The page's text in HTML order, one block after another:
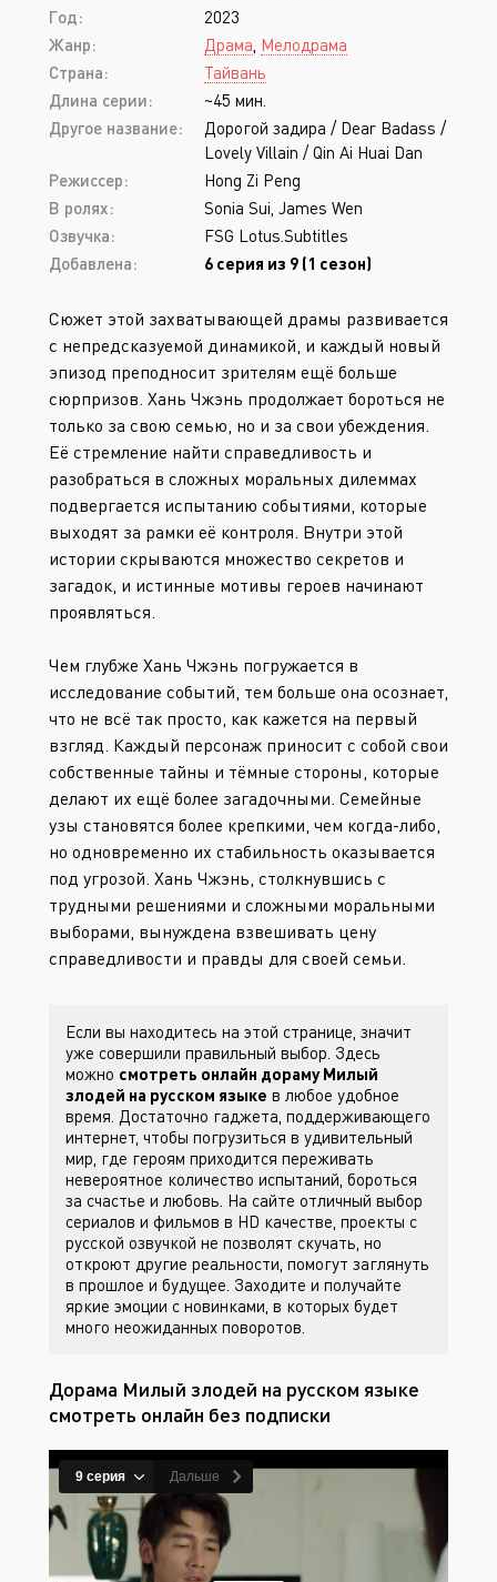
Год:
2023
Жанр:
Драма Мелодрама
Страна:
Тайвань
Длина серии:
~45 мин.
Другое название:
Дорогой задира / Dear Badass /
Lovely Villain / Qin Ai Huai Dan
Режиссер:
Hong Zi Peng
В ролях:
Sonia Sui, James Wen
Озвучка:
FSG Lotus.Subtitles
Добавлена:
6 серия из 9 (1 сезон)
Сюжет этой захватывающей драмы развивается
с непредсказуемой динамикой, и каждый новый
эпизод преподносит зрителям ещё больше
сюрпризов. Хань Чжэнь продолжает бороться не
только за свою семью, но и за свои убеждения.
Её стремление найти справедливость и
разобраться в сложных моральных дилеммах
подвергается испытанию событиями, которые
выходят за рамки её контроля. Внутри этой
истории скрываются множество секретов и
загадок, и истинные мотивы героев начинают
проявляться.
Чем глубже Хань Чжэнь погружается в
исследование событий, тем больше она осознает,
что не всё так просто, как кажется на первый
взгляд. Каждый персонаж приносит с собой свои
собственные тайны и тёмные стороны, которые
делают их ещё более загадочными. Семейные
узы становятся более крепкими, чем когда-либо,
но одновременно их стабильность оказывается
под угрозой. Хань Чжэнь, столкнувшись с
трудными решениями и сложными моральными
выборами, вынуждена взвешивать цену
справедливости и правды для своей семьи.
Если вы находитесь на этой странице, значит
уже совершили правильный выбор. Здесь
можно смотреть онлайн дораму Милый
злодей на русском языке в любое удобное
время. Достаточно гаджета, поддерживающего
интернет, чтобы погрузиться в удивительный
мир, где героям приходится переживать
невероятное количество испытаний, бороться
за счастье и любовь. На сайте отличный выбор
сериалов и фильмов в HD качестве, проекты с
русской озвучкой не позволят скучать, но
откроют другие реальности, помогут заглянуть
в прошлое и будущее. Заходите и получайте
яркие эмоции с новинками, в которых будет
много неожиданных поворотов.
Дорама Милый злодей на русском языке
смотреть онлайн без подписки